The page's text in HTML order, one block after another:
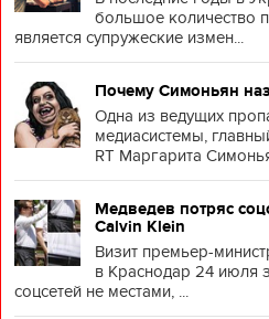
большое количество
является супружеские измен...
Почему Симоньян
Одна из ведущих
медиасистемы,
RT Маргарита
Медведев потряс
Calvin Klein
Визит премьер-
в Краснодар 24 июля
соцсетей не местами, ...